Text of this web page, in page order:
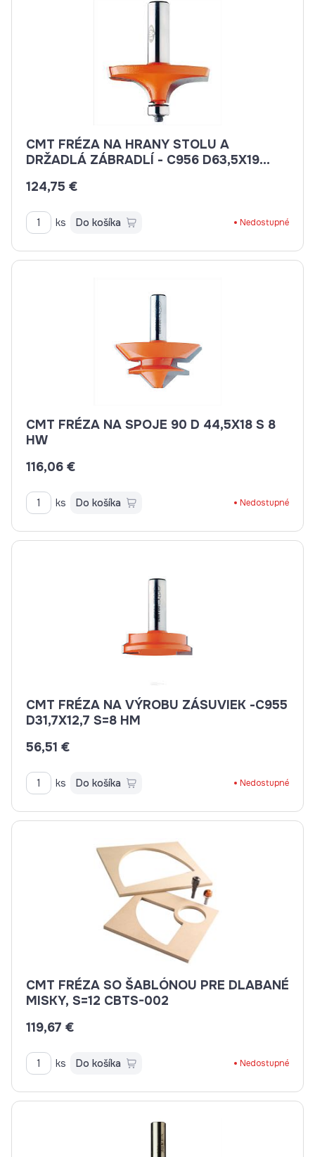
CMT FRÉZA NA HRANY STOLU A
DRŽADLÁ ZÁBRADLÍ - C956 D63,5X19
124,75 €
ks Do košíka Nedostupné
CMT FRÉZA NA SPOJE 90 D 44,5X18 S 8
HW
116,06 €
ks Do košíka Nedostupné
CMT FRÉZA NA VÝROBU ZÁSUVIEK -C955
D31,7X12,7 S=8 HM
56,51 €
ks Do košíka Nedostupné
CMT FRÉZA SO ŠABLÓNOU PRE DLABANÉ
MISKY, S=12 CBTS-002
119,67 €
ks Do košíka Nedostupné